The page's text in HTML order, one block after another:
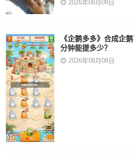
2026年08月08日
《企鹅多多》合成企
分钟能提多少？
2026年08月08日